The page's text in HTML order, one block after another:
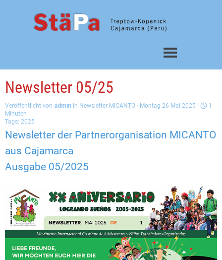
Menü überspringen
Newsletter 05/25
Veröffentlicht von admin in Newsletter MICANTO · Montag 26 Mai 2025 ·
1
Minuten
Tags: 2025
Newsletter der Partnerorganisation MICANTO
aus Cajamarca
Ausgabe 05/2025